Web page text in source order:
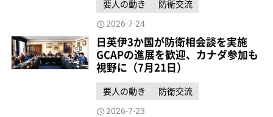
要人の動き 防衛交流
2026-7-24
日英伊3か国が防衛相会談を実施
GCAPの進展を歓迎、カナダ参加も
視野に（7月21日）
要人の動き 防衛交流
2026-7-23